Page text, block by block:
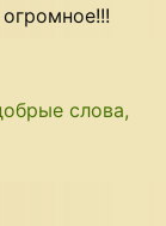
слова,